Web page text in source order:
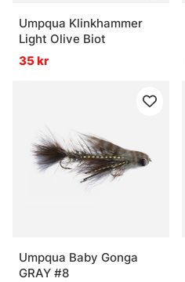
Umpqua Klinkhammer
Light Olive Biot
35 kr
Umpqua Baby Gonga
GRAY #8